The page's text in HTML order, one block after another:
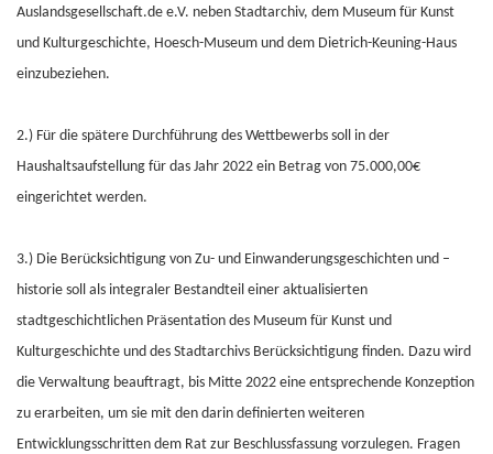
Auslandsgesellschaft.de e.V. neben Stadtarchiv, dem Museum für Kunst
und Kulturgeschichte, Hoesch-Museum und dem Dietrich-Keuning-Haus
einzubeziehen.
2.) Für die spätere Durchführung des Wettbewerbs soll in der
Haushaltsaufstellung für das Jahr 2022 ein Betrag von 75.000,00€
eingerichtet werden.
3.) Die Berücksichtigung von Zu- und Einwanderungsgeschichten und –
historie soll als integraler Bestandteil einer aktualisierten
stadtgeschichtlichen Präsentation des Museum für Kunst und
Kulturgeschichte und des Stadtarchivs Berücksichtigung finden. Dazu wird
die Verwaltung beauftragt, bis Mitte 2022 eine entsprechende Konzeption
zu erarbeiten, um sie mit den darin definierten weiteren
Entwicklungsschritten dem Rat zur Beschlussfassung vorzulegen. Fragen